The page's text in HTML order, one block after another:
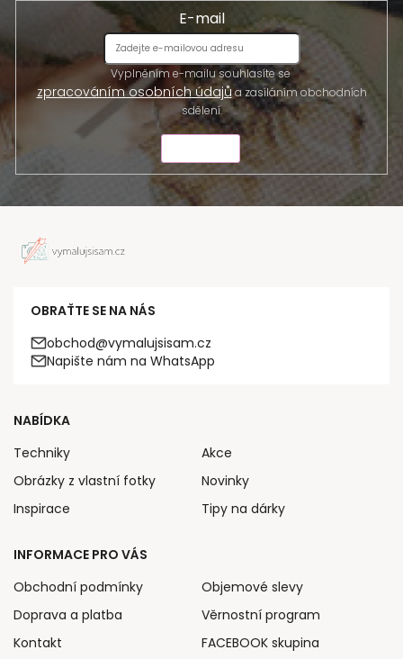
E-mail
Vyplněním e-mailu souhlasíte se
zpracováním osobních údajůa zasíláním obchodních
sdělení.
OBRAŤTE SE NA NÁS
obchod@vymalujsisam.cz
Napište nám na WhatsApp
NABÍDKA
Techniky
Obrázky z vlastní fotky
Inspirace
Akce
Novinky
Tipy na dárky
INFORMACE PRO VÁS
Obchodní podmínky
Doprava a platba
Kontakt
Objemové slevy
Věrnostní program
FACEBOOK skupina